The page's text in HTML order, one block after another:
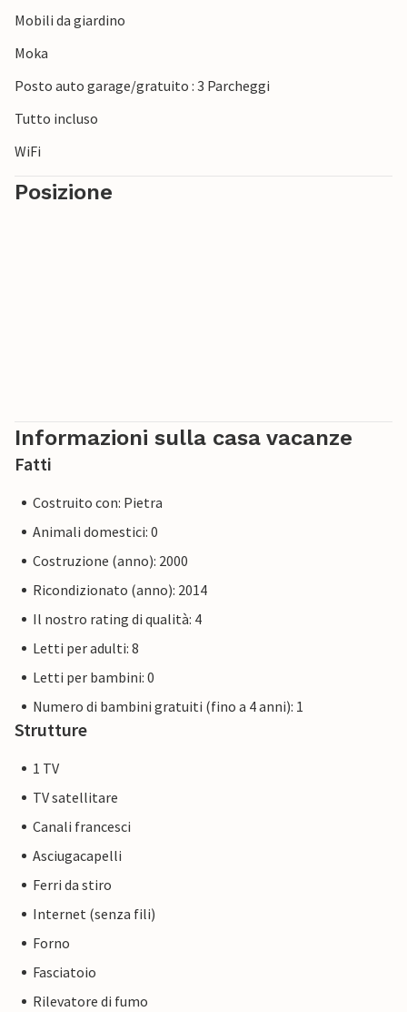
Mobili da giardino
Moka
Posto auto garage/gratuito : 3 Parcheggi
Tutto incluso
WiFi
Posizione
Informazioni sulla casa vacanze
Fatti
Costruito con: Pietra
Animali domestici: 0
Costruzione (anno): 2000
Ricondizionato (anno): 2014
Il nostro rating di qualità: 4
Letti per adulti: 8
Letti per bambini: 0
Numero di bambini gratuiti (fino a 4 anni): 1
Strutture
1 TV
TV satellitare
Canali francesci
Asciugacapelli
Ferri da stiro
Internet (senza fili)
Forno
Fasciatoio
Rilevatore di fumo